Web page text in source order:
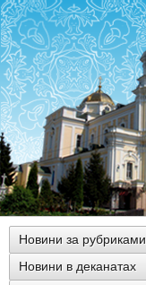
Новини за рубриками
Новини в деканатах